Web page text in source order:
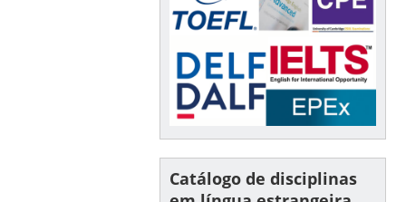
Catálogo de disciplinas